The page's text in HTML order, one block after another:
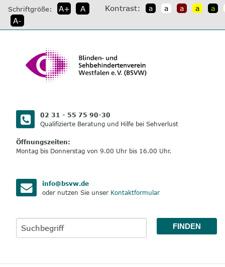
direkt
zum
Inhalt
Schriftgröße: A+
A
A-
Kontrast: a a a a a
02 31 - 55 75 90-30
Qualifizierte Beratung und Hilfe bei Sehverlust
Öffnungszeiten:
Montag bis Donnerstag von 9.00 Uhr bis 16.00 Uhr.
info@bsvw.de
oder nutzen Sie unser Kontaktformular